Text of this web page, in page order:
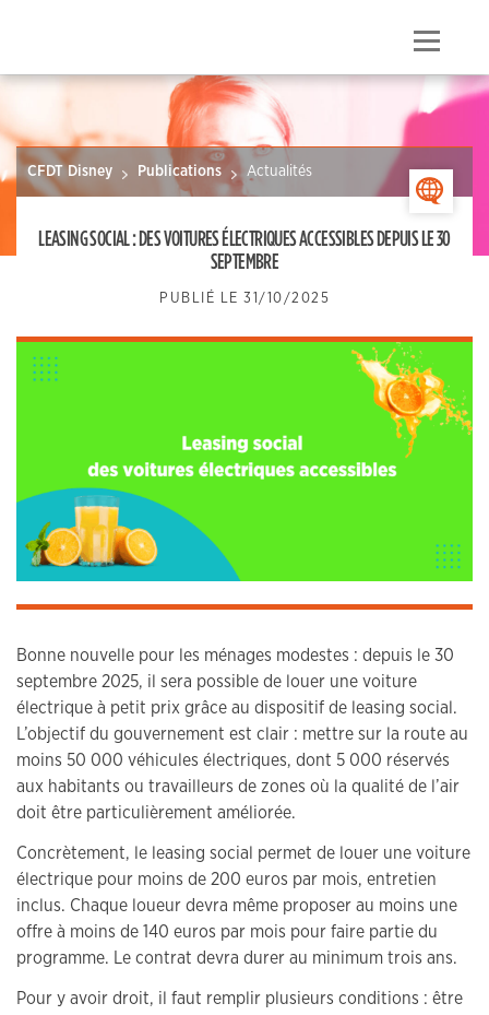
Menu
CFDT Disney Publications Actualités
LEASING SOCIAL : DES VOITURES ÉLECTRIQUES ACCESSIBLES DEPUIS LE 30
SEPTEMBRE
PUBLIÉ LE 31/10/2025
Bonne nouvelle pour les ménages modestes : depuis le 30
septembre 2025, il sera possible de louer une voiture
électrique à petit prix grâce au dispositif de leasing social.
L’objectif du gouvernement est clair : mettre sur la route au
moins 50 000 véhicules électriques, dont 5 000 réservés
aux habitants ou travailleurs de zones où la qualité de l’air
doit être particulièrement améliorée.
Concrètement, le leasing social permet de louer une voiture
électrique pour moins de 200 euros par mois, entretien
inclus. Chaque loueur devra même proposer au moins une
offre à moins de 140 euros par mois pour faire partie du
programme. Le contrat devra durer au minimum trois ans.
Pour y avoir droit, il faut remplir plusieurs conditions : être